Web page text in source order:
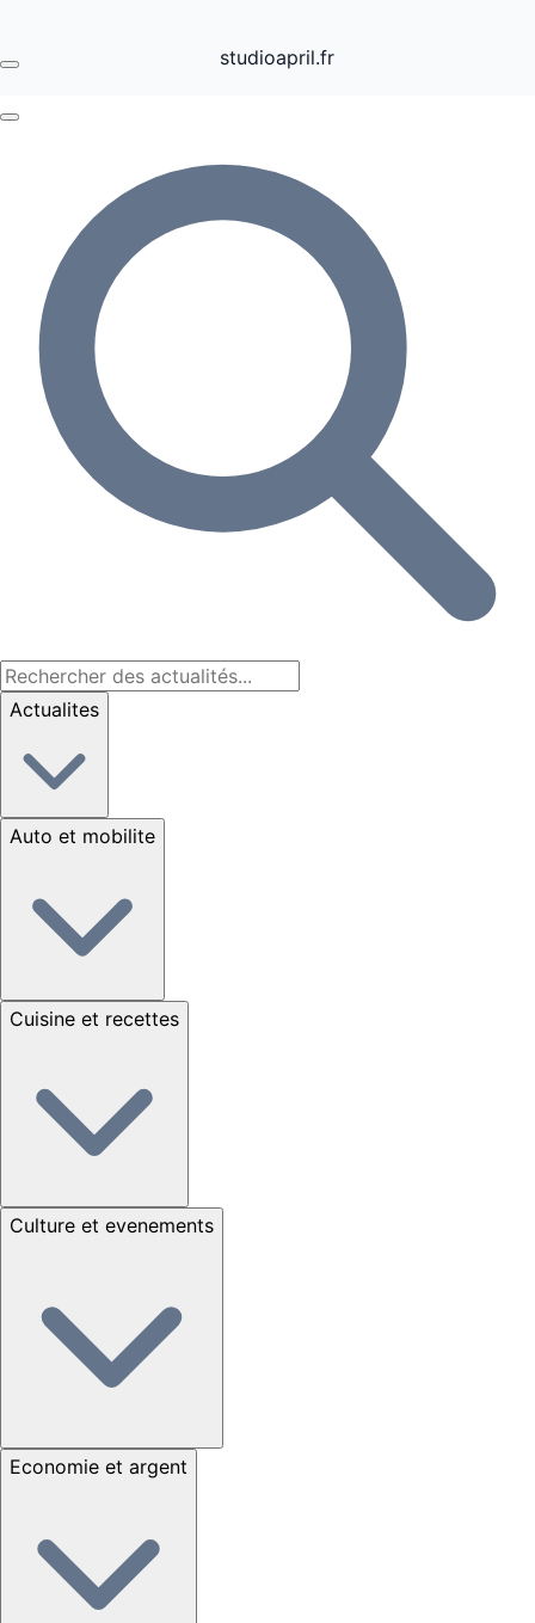
studioapril.fr
Actualites
Auto et mobilite
Cuisine et recettes
Culture et evenements
Economie et argent